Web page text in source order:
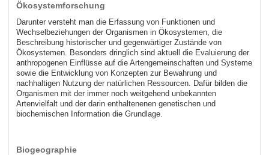
Ökosystemforschung
Darunter versteht man die Erfassung von Funktionen und
Wechselbeziehungen der Organismen in Ökosystemen, die
Beschreibung historischer und gegenwärtiger Zustände von
Ökosystemen. Besonders dringlich sind aktuell die Evaluierung der
anthropogenen Einflüsse auf die Artengemeinschaften und Systeme
sowie die Entwicklung von Konzepten zur Bewahrung und
nachhaltigen Nutzung der natürlichen Ressourcen. Dafür bilden die
Organismen mit der immer noch weitgehend unbekannten
Artenvielfalt und der darin enthaltenenen genetischen und
biochemischen Information die Grundlage.
Biogeographie